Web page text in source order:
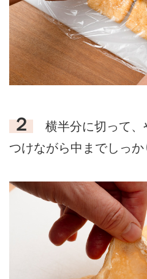
２
横半分に切って、
つけながら中までしっか